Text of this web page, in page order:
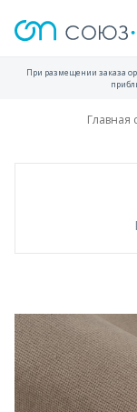
При размещении заказа
Главная